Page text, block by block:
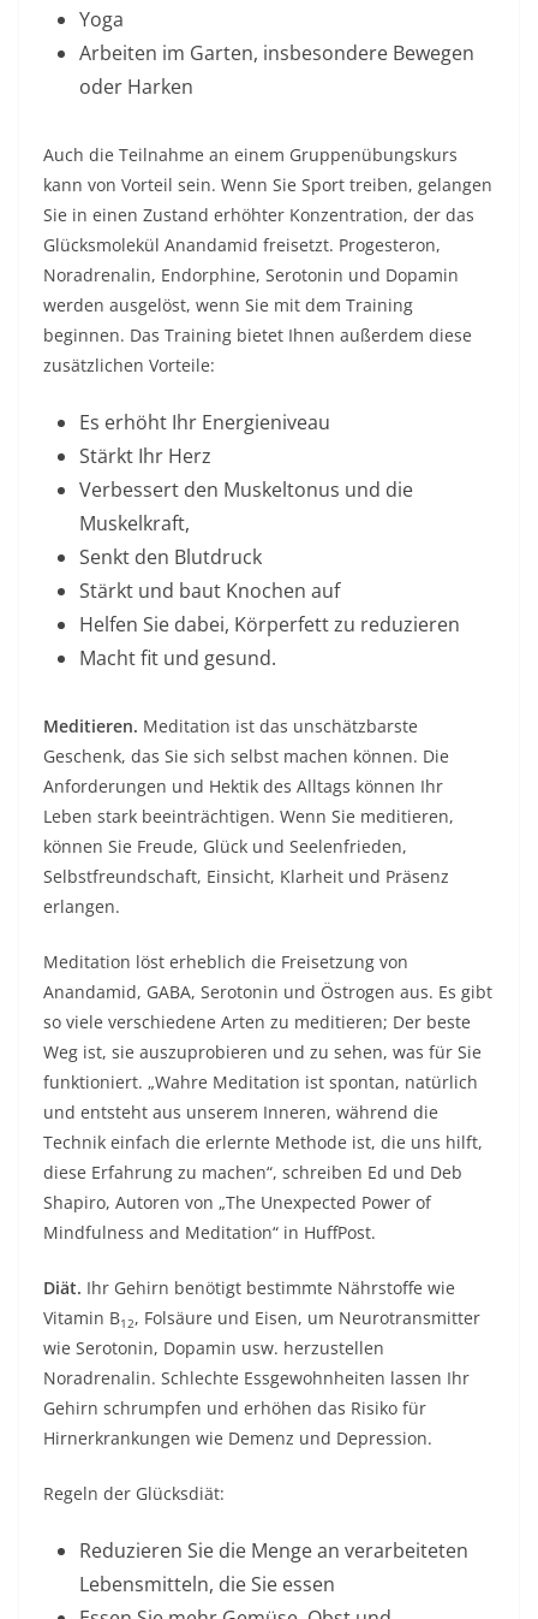
Yoga
Arbeiten im Garten, insbesondere Bewegen
oder Harken
Auch die Teilnahme an einem Gruppenübungskurs
kann von Vorteil sein. Wenn Sie Sport treiben, gelangen
Sie in einen Zustand erhöhter Konzentration, der das
Glücksmolekül Anandamid freisetzt. Progesteron,
Noradrenalin, Endorphine, Serotonin und Dopamin
werden ausgelöst, wenn Sie mit dem Training
beginnen. Das Training bietet Ihnen außerdem diese
zusätzlichen Vorteile:
Es erhöht Ihr Energieniveau
Stärkt Ihr Herz
Verbessert den Muskeltonus und die
Muskelkraft,
Senkt den Blutdruck
Stärkt und baut Knochen auf
Helfen Sie dabei, Körperfett zu reduzieren
Macht fit und gesund.
Meditieren. Meditation ist das unschätzbarste
Geschenk, das Sie sich selbst machen können. Die
Anforderungen und Hektik des Alltags können Ihr
Leben stark beeinträchtigen. Wenn Sie meditieren,
können Sie Freude, Glück und Seelenfrieden,
Selbstfreundschaft, Einsicht, Klarheit und Präsenz
erlangen.
Meditation löst erheblich die Freisetzung von
Anandamid, GABA, Serotonin und Östrogen aus. Es gibt
so viele verschiedene Arten zu meditieren; Der beste
Weg ist, sie auszuprobieren und zu sehen, was für Sie
funktioniert. „Wahre Meditation ist spontan, natürlich
und entsteht aus unserem Inneren, während die
Technik einfach die erlernte Methode ist, die uns hilft,
diese Erfahrung zu machen“, schreiben Ed und Deb
Shapiro, Autoren von „The Unexpected Power of
Mindfulness and Meditation“ in HuffPost.
Diät. Ihr Gehirn benötigt bestimmte Nährstoffe wie
Vitamin B12, Folsäure und Eisen, um Neurotransmitter
wie Serotonin, Dopamin usw. herzustellen
Noradrenalin. Schlechte Essgewohnheiten lassen Ihr
Gehirn schrumpfen und erhöhen das Risiko für
Hirnerkrankungen wie Demenz und Depression.
Regeln der Glücksdiät:
Reduzieren Sie die Menge an verarbeiteten
Lebensmitteln, die Sie essen